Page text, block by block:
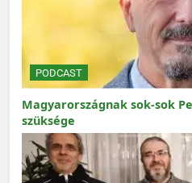
PODCAST
Magyarországnak sok-sok
szüksége